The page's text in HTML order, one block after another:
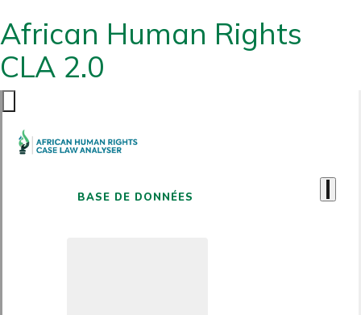
African Human Rights
CLA 2.0
BASE DE DONNÉES